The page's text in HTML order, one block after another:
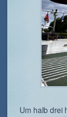
Um halb drei